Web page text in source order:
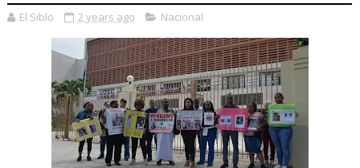
El Siblo 2 years ago Nacional